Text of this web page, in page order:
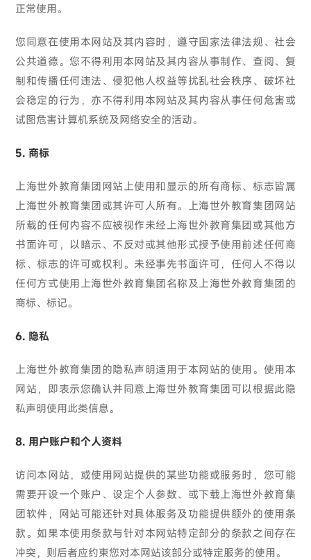
正常使用。
您同意在使用本网站及其内容时，遵守国家法律法规、社会
公共道德。您不得利用本网站及其内容从事制作、查阅、复
制和传播任何违法、侵犯他人权益等扰乱社会秩序、破坏社
会稳定的行为，亦不得利用本网站及其内容从事任何危害或
试图危害计算机系统及网络安全的活动。
5. 商标
上海世外教育集团网站上使用和显示的所有商标、标志皆属
上海世外教育集团或其许可人所有。上海世外教育集团网站
所载的任何内容不应被视作未经上海世外教育集团或其他方
书面许可，以暗示、不反对或其他形式授予使用前述任何商
标、标志的许可或权利。未经事先书面许可，任何人不得以
任何方式使用上海世外教育集团名称及上海世外教育集团的
商标、标记。
6. 隐私
上海世外教育集团的隐私声明适用于本网站的使用。使用本
网站，即表示您确认并同意上海世外教育集团可以根据此隐
私声明使用此类信息。
8. 用户账户和个人资料
访问本网站，或使用网站提供的某些功能或服务时，您可能
需要开设一个账户、设定个人参数、或下载上海世外教育集
团软件，网站可能还针对具体服务及功能提供额外的使用条
款。如果本使用条款与针对本网站特定部分的条款之间存在
冲突，则后者应约束您对本网站该部分或特定服务的使用。